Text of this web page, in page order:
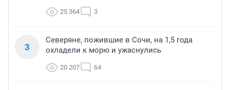
25 364 3
3
Северяне, пожившие в Сочи, на 1,5 года
охладели к морю и ужаснулись
20 207 64